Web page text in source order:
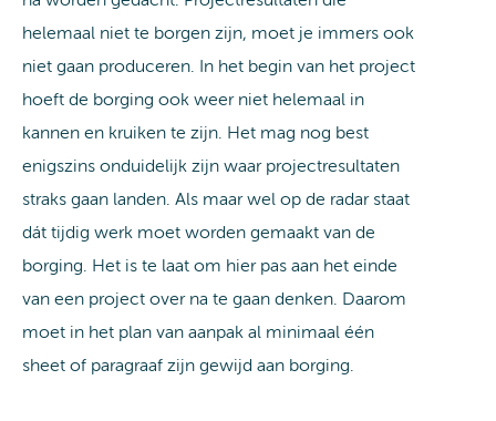
helemaal niet te borgen zijn, moet je immers ook
niet gaan produceren. In het begin van het project
hoeft de borging ook weer niet helemaal in
kannen en kruiken te zijn. Het mag nog best
enigszins onduidelijk zijn waar projectresultaten
straks gaan landen. Als maar wel op de radar staat
dát tijdig werk moet worden gemaakt van de
borging. Het is te laat om hier pas aan het einde
van een project over na te gaan denken. Daarom
moet in het plan van aanpak al minimaal één
sheet of paragraaf zijn gewijd aan borging.